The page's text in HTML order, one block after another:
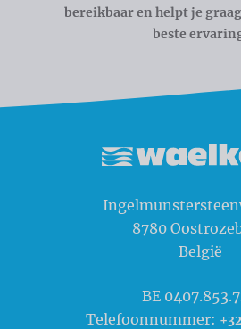
bereikbaar en helpt je
beste
8780
België
BE
Telefoonnummer: